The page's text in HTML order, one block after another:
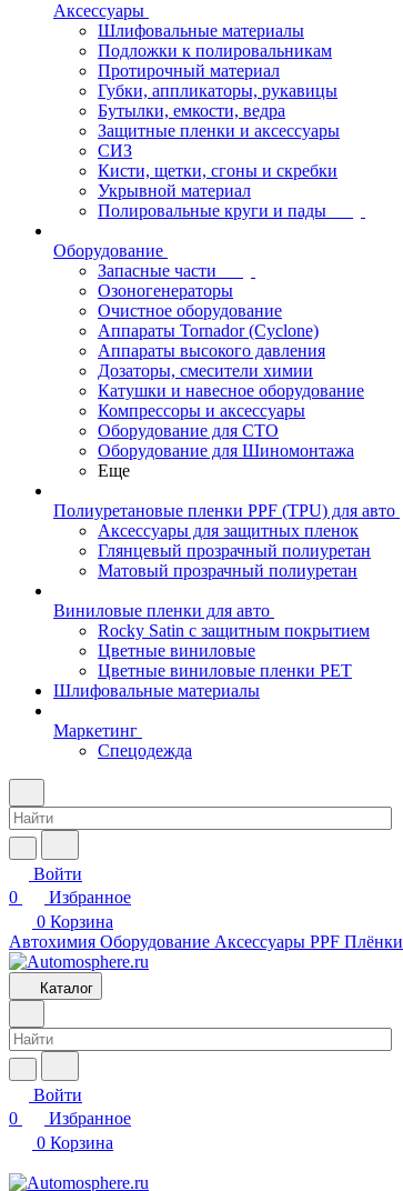
Аксессуары
Шлифовальные материалы
Подложки к полировальникам
Протирочный материал
Губки, аппликаторы, рукавицы
Бутылки, емкости, ведра
Защитные пленки и аксессуары
СИЗ
Кисти, щетки, сгоны и скребки
Укрывной материал
Полировальные круги и пады
Оборудование
Запасные части
Озоногенераторы
Очистное оборудование
Аппараты Tornador (Cyclone)
Аппараты высокого давления
Дозаторы, смесители химии
Катушки и навесное оборудование
Компрессоры и аксессуары
Оборудование для СТО
Оборудование для Шиномонтажа
Еще
Полиуретановые пленки PPF (TPU) для авто
Аксессуары для защитных пленок
Глянцевый прозрачный полиуретан
Матовый прозрачный полиуретан
Виниловые пленки для авто
Rocky Satin с защитным покрытием
Цветные виниловые
Цветные виниловые пленки PET
Шлифовальные материалы
Маркетинг
Спецодежда
Войти
0
Избранное
0 Корзина
Автохимия Оборудование Аксессуары PPF Плёнки
Каталог
Войти
0
Избранное
0 Корзина